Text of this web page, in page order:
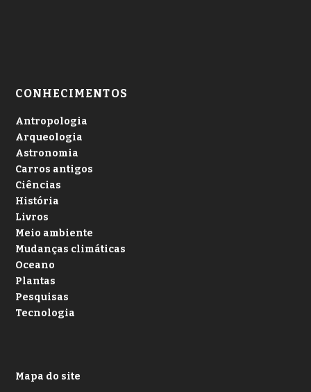
CONHECIMENTOS
Antropologia
Arqueologia
Astronomia
Carros antigos
Ciências
História
Livros
Meio ambiente
Mudanças climáticas
Oceano
Plantas
Pesquisas
Tecnologia
Mapa do site